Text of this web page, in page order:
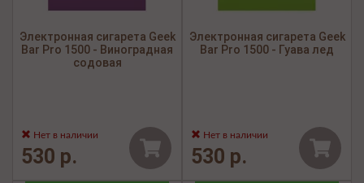
Электронная сигарета Geek
Bar Pro 1500 - Виноградная
содовая
Нет в наличии
530 р.
Электронная сигарета Geek
Bar Pro 1500 - Гуава лед
Нет в наличии
530 р.